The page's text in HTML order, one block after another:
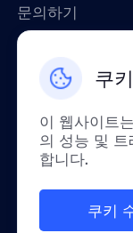
쿠
이 웹사이트
의 성능 및
합니다.
쿠키
문의하기
수 없습니다